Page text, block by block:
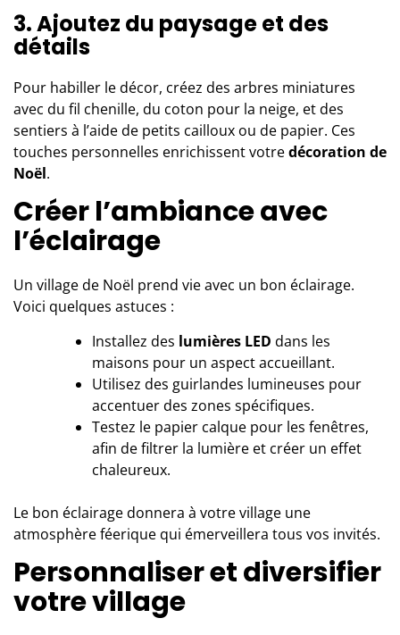
3. Ajoutez du paysage et des
détails
Pour habiller le décor, créez des arbres miniatures
avec du fil chenille, du coton pour la neige, et des
sentiers à l’aide de petits cailloux ou de papier. Ces
touches personnelles enrichissent votredécoration de
Noël.
Créer l’ambiance avec
l’éclairage
Un village de Noël prend vie avec un bon éclairage.
Voici quelques astuces :
Installez des lumières LED dans les
maisons pour un aspect accueillant.
Utilisez des guirlandes lumineuses pour
accentuer des zones spécifiques.
Testez le papier calque pour les fenêtres,
afin de filtrer la lumière et créer un effet
chaleureux.
Le bon éclairage donnera à votre village une
atmosphère féerique qui émerveillera tous vos invités.
Personnaliser et diversifier
votre village